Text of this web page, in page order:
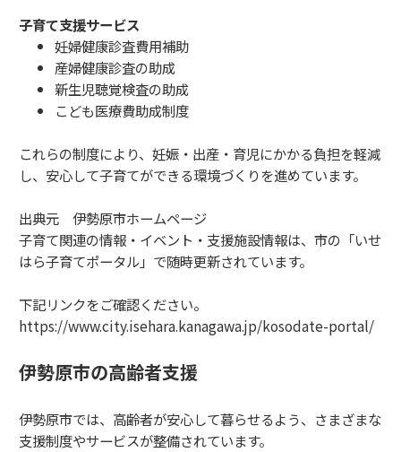
子育て支援サービス
妊婦健康診査費用補助
産婦健康診査の助成
新生児聴覚検査の助成
こども医療費助成制度
これらの制度により、妊娠・出産・育児にかかる負担を軽減
し、安心して子育てができる環境づくりを進めています。
出典元 伊勢原市ホームページ
子育て関連の情報・イベント・支援施設情報は、市の「いせ
はら子育てポータル」で随時更新されています。
下記リンクをご確認ください。
https://www.city.isehara.kanagawa.jp/kosodate-portal/
伊勢原市の高齢者支援
伊勢原市では、高齢者が安心して暮らせるよう、さまざまな
支援制度やサービスが整備されています。